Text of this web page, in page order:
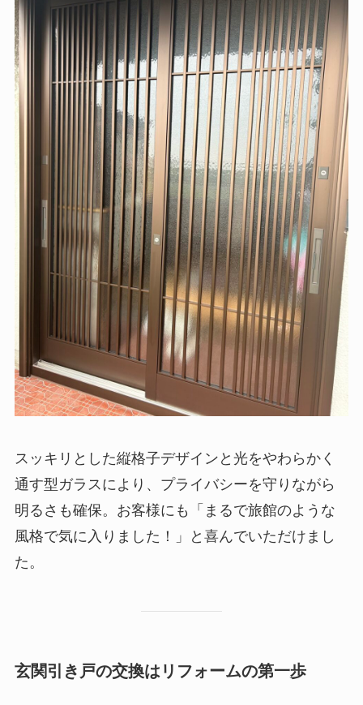
スッキリとした縦格子デザインと光をやわらかく
通す型ガラスにより、プライバシーを守りながら
明るさも確保。お客様にも「まるで旅館のような
風格で気に入りました！」と喜んでいただけまし
た。
玄関引き戸の交換はリフォームの第一歩